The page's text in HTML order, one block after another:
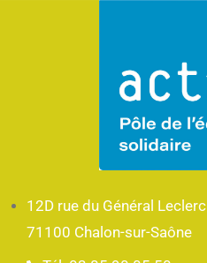
12D rue du Général Leclerc
71100 Chalon-sur-Saône